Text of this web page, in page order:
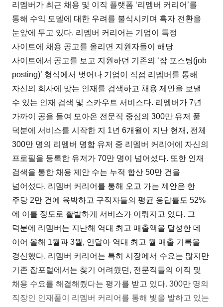
리멤버가 최근 채용 및 이직 플랫폼 ‘리멤버 커리어’를
통해 수익 모델에 대한 우려를 불식시키며 흑자 전환을
눈앞에 두고 있다. 리멤버 커리어는 기업이 특정
사이트에 채용 공고를 올리면 지원자들이 해당
사이트에서 공고를 보고 지원하던 기존의 ‘잡 포스팅(job
posting)’ 형식에서 벗어나 기업이 직접 리멤버를 통해
자신의 회사에 맞는 인재를 검색하고 채용 제안을 보낼
수 있는 인재 검색 및 스카우트 서비스다. 리멤버가 7년
가까이 공을 들여 모아온 전문직 중심의 300만 유저 풀
덕분에 서비스를 시작한 지 1년 6개월이 지난 현재, 전체
300만 명의 리멤버 명함 유저 중 리멤버 커리어에 자신의
프로필을 등록한 유저가 70만 명이 넘어섰다. 또한 인재
검색을 통한 채용 제안 수는 누적 합산 50만 건을
넘어섰다. 리멤버 커리어를 통해 오고 가는 제안은 한
주당 2만 건에 육박하고 구직자들의 평균 응답률도 52%
에 이를 정도로 활발하게 서비스가 이뤄지고 있다. 그
덕분에 리멤버는 지난해 역대 최고 매출액을 달성한 데
이어 올해 1월과 3월, 연달아 역대 최고 월 매출 기록을
경신했다. 리멤버 커리어는 특히 시장에서 수요는 많지만
기존 잡포털에서는 찾기 어려웠던, 전문직들의 이직 및
채용 수요를 해결해줬다는 평가를 받고 있다. 300만 명의
직장인 인재풀이 리멤버 커리어를 통해 빛을 발하고 있는